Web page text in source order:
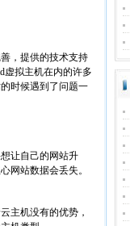
，提供的技术支持
虚拟主机在内的许多
时候遇到了问题一
让自己的网站升
网站数据会丢失。
主机没有的优势，